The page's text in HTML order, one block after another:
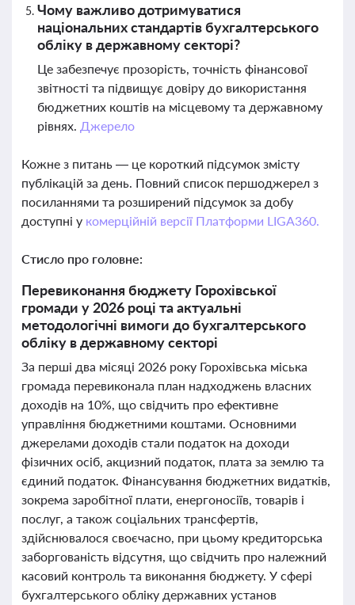
Чому важливо дотримуватися
національних стандартів бухгалтерського
обліку в державному секторі?
Це забезпечує прозорість, точність фінансової
звітності та підвищує довіру до використання
бюджетних коштів на місцевому та державному
рівнях. Джерело
Кожне з питань — це короткий підсумок змісту
публікацій за день. Повний список першоджерел з
посиланнями та розширений підсумок за добу
доступні у комерційній версії Платформи LIGA360.
Стисло про головне:
Перевиконання бюджету Горохівської
громади у 2026 році та актуальні
методологічні вимоги до бухгалтерського
обліку в державному секторі
За перші два місяці 2026 року Горохівська міська
громада перевиконала план надходжень власних
доходів на 10%, що свідчить про ефективне
управління бюджетними коштами. Основними
джерелами доходів стали податок на доходи
фізичних осіб, акцизний податок, плата за землю та
єдиний податок. Фінансування бюджетних видатків,
зокрема заробітної плати, енергоносіїв, товарів і
послуг, а також соціальних трансфертів,
здійснювалося своєчасно, при цьому кредиторська
заборгованість відсутня, що свідчить про належний
касовий контроль та виконання бюджету. У сфері
бухгалтерського обліку державних установ